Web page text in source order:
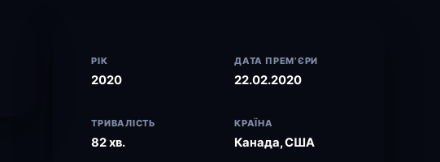
РІК
2020
ДАТА ПРЕМ’ЄРИ
22.02.2020
ТРИВАЛІСТЬ
82 хв.
КРАЇНА
Канада, США